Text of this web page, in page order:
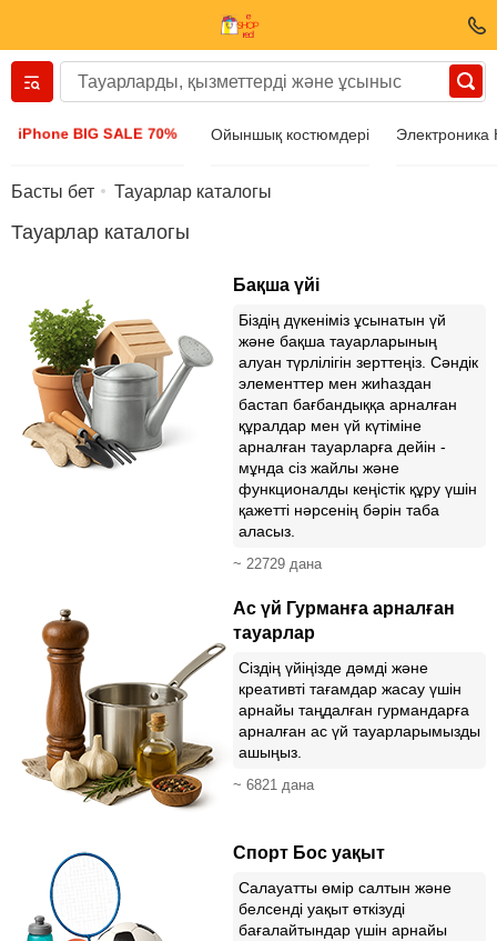
iPhone BIG SALE 70% Ойыншық костюмдері
Вернуться назад
Аксессуарлар
Күн көзілдірігі
Бижутерия
Қол сағаттары
Басты бет Тауарлар каталогы
Тауарлар каталогы
Бақша үйі
Біздің дүкеніміз ұсынатын үй
және бақша тауарларының
алуан түрлілігін зерттеңіз. Сәндік
элементтер мен жиһаздан
бастап бағбандыққа арналған
құралдар мен үй күтіміне
арналған тауарларға дейін -
мұнда сіз жайлы және
функционалды кеңістік құру үшін
қажетті нәрсенің бәрін таба
аласыз.
~ 22729 дана
Ас үй Гурманға арналған
тауарлар
Сіздің үйіңізде дәмді және
креативті тағамдар жасау үшін
арнайы таңдалған гурмандарға
арналған ас үй тауарларымызды
ашыңыз.
~ 6821 дана
Спорт Бос уақыт
Салауатты өмір салтын және
белсенді уақыт өткізуді
бағалайтындар үшін арнайы